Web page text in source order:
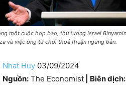
một cuộc họp báo, thủ tướng Israel
và việc ông từ chối thoả thuận ngừng bắn.
Nhat Huy 03/09/2024
Nguồn: The Economist Biên dịch: